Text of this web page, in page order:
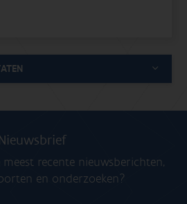
Nieuwsbrief
recente nieuwsberichten,
en onderzoeken?